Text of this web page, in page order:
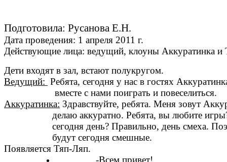
Подготовила: Русанова Е.Н.
Дата проведения: 1 апреля 2011 г.
Действующие лица: ведущий, клоуны Аккуратинка и
Дети входят в зал, встают полукругом.
Ведущий: Ребята, сегодня у нас в гостях
вместе с нами поиграть и повеселиться.
Аккуратинка: Здравствуйте, ребята. Меня зовут
делаю аккуратно. Ребята, вы любите игры?
сегодня день? Правильно, день смеха.
будут сегодня смешные.
Появляется Тяп-Ляп.
-Всем привет!